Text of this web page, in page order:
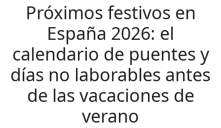
Próximos festivos en
España 2026: el
calendario de puentes y
días no laborables antes
de las vacaciones de
verano